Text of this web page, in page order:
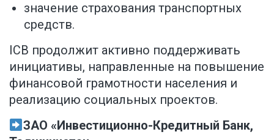
значение страхования транспортных
средств.
ICB продолжит активно поддерживать
инициативы, направленные на повышение
финансовой грамотности населения и
реализацию социальных проектов.
ЗАО «Инвестиционно-Кредитный Банк,